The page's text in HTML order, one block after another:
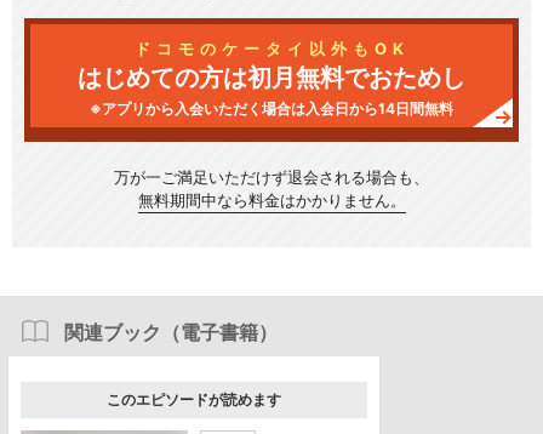
ドコモのケータイ以外もOK
はじめての方は初月無料でおためし
※アプリから入会いただく場合は入会日から14日間無料
万が一ご満足いただけず退会される場合も、
無料期間中なら料金はかかりません。
関連ブック（電子書籍）
このエピソードが読めます